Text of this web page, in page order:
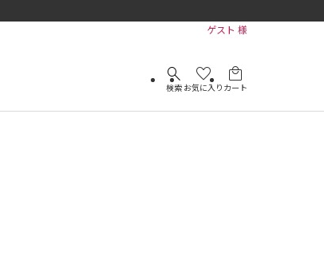
ゲスト 様
search
検索
favorite
お気に入り
local_mall
カート